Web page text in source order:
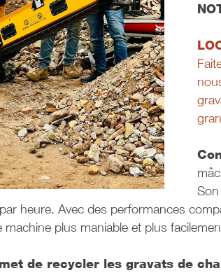
heure. Avec des performances
plus maniable et plus
de recycler les gravats de